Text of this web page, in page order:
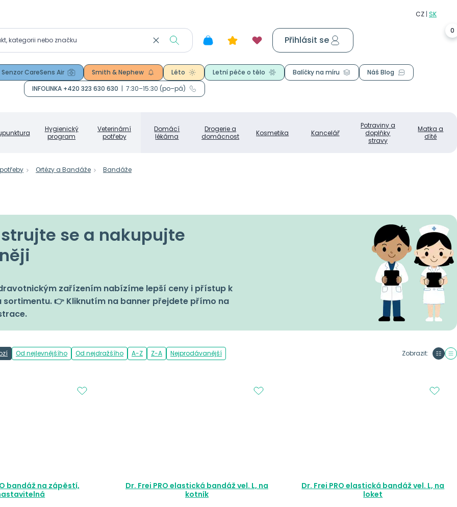
Hygienický
program
Veterinární
potřeby
Domácí
lékárna
Drogerie a
domácnost
Kosmetika Kancelář
Potraviny a
doplňky
stravy
Matka a
dítě
0
Přihlásit se
Senzor CareSens Air Smith & Nephew Léto Letní péče o tělo Balíčky na míru
Náš Blog
INFOLINKA +420 323 630 630
7:30–15:30 (po–pá)
Ortézy a Bandáže Bandáže
se a nakupujte
zařízením nabízíme lepší ceny i přístup k
sortimentu. 👉 Kliknutím na banner přejdete přímo na
Od nejlevnějšího Od nejdražšího A-Z Z-A Nejprodávanější Zobrazit:
bandáž na zápěstí,
Dr. Frei PRO elastická bandáž vel. L, na
kotník
Dr. Frei PRO elastická bandáž vel. L, na
loket